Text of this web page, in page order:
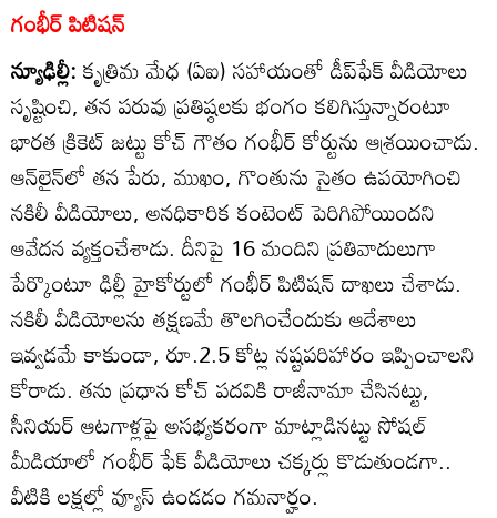
గంభీర్‌ పిటిషన్‌
న్యూఢిల్లీ:కృత్రిమ మేధ (ఏఐ) సహాయంతో డీప్‌ఫేక్‌ వీడియోలు
సృష్టించి, తన పరువు ప్రతిష్ఠలకు భంగం కలిగిస్తున్నారంటూ
భారత క్రికెట్‌ జట్టు కోచ్‌ గౌతం గంభీర్‌ కోర్టును ఆశ్రయించాడు.
ఆన్‌లైన్‌లో తన పేరు, ముఖం, గొంతును సైతం ఉపయోగించి
నకిలీ వీడియోలు, అనధికారిక కంటెంట్‌ పెరిగిపోయిందని
ఆవేదన వ్యక్తంచేశాడు. దీనిపై 16 మందిని ప్రతివాదులుగా
పేర్కొంటూ ఢిల్లీ హైకోర్టులో గంభీర్‌ పిటిషన్‌ దాఖలు చేశాడు.
నకిలీ వీడియోలను తక్షణమే తొలగించేందుకు ఆదేశాలు
ఇవ్వడమే కాకుండా, రూ.2.5 కోట్ల నష్టపరిహారం ఇప్పించాలని
కోరాడు. తను ప్రధాన కోచ్‌ పదవికి రాజీనామా చేసినట్టు,
సీనియర్‌ ఆటగాళ్లపై అసభ్యకరంగా మాట్లాడినట్టు సోషల్‌
మీడియాలో గంభీర్‌ ఫేక్‌ వీడియోలు చక్కర్లు కొడుతుండగా..
వీటికి లక్షల్లో వ్యూస్‌ ఉండడం గమనార్హం.